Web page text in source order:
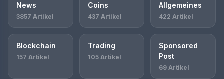
News
3857 Artikel
Coins
437 Artikel
Allgemeines
422 Artikel
Blockchain
157 Artikel
Trading
105 Artikel
Sponsored
Post
69 Artikel